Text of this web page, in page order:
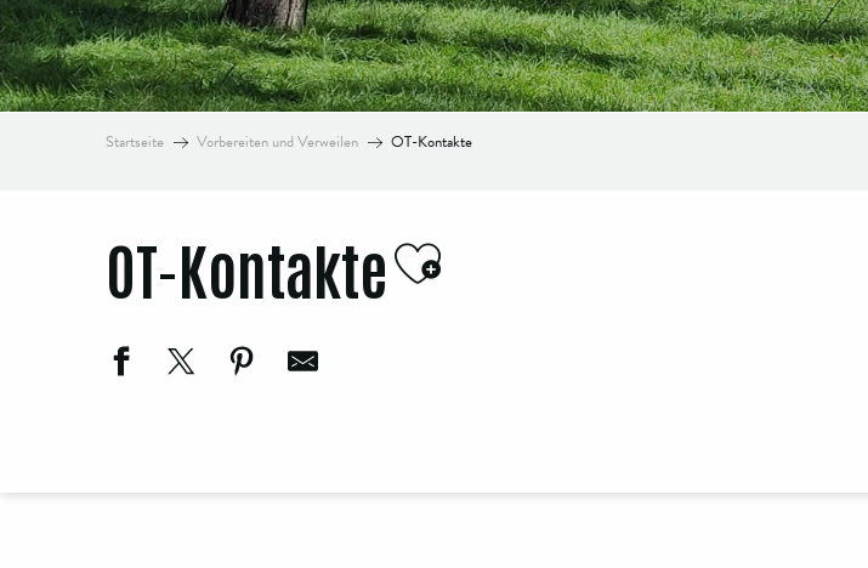
Startseite Vorbereiten und Verweilen OT-Kontakte
OT-KontakteAjouter aux favoris